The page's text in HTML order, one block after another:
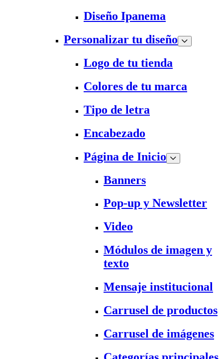
Diseño Ipanema
Personalizar tu diseño
Logo de tu tienda
Colores de tu marca
Tipo de letra
Encabezado
Página de Inicio
Banners
Pop-up y Newsletter
Video
Módulos de imagen y
texto
Mensaje institucional
Carrusel de productos
Carrusel de imágenes